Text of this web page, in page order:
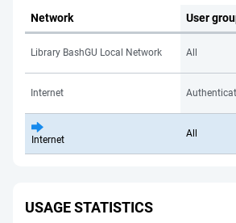
Network User
Library BashGU Local Network All
Internet
Internet
All
USAGE STATISTICS